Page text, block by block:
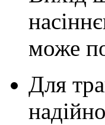
може
Для